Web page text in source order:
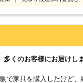
きは
の大切な家具を傷つけ
してお任せくださいね。
くのお客様にお届けしま
販で家具を購入したけど